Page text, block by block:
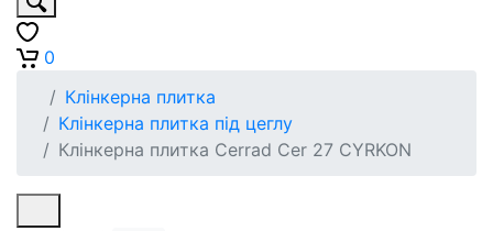
0
Клінкерна плитка
Клінкерна плитка під цеглу
Клінкерна плитка Cerrad Cer 27 CYRKON